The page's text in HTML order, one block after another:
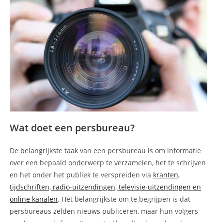
Wat doet een persbureau?
De belangrijkste taak van een persbureau is om informatie
over een bepaald onderwerp te verzamelen, het te schrijven
en het onder het publiek te verspreiden via kranten,
tijdschriften, radio-uitzendingen, televisie-uitzendingen en
online kanalen. Het belangrijkste om te begrijpen is dat
persbureaus zelden nieuws publiceren, maar hun volgers